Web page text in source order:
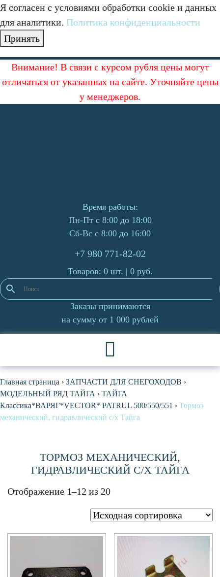
Я согласен с условиями обработки cookie и данных
для аналитики. Политика конфиденциальности
Принять
Внимание! В связи с курсом рубля цены могут
отличаться от указанных на сайте. Уточняйте цены
у менеджеров.
Время работы:
Пн-Пт с 8:00 до 18:00
Сб-Вс с 8:00 до 16:00
+7 980 771-82-02
Товаров: 0 шт. | 0руб.
Заказы принимаются
на сумму от 1 000 рублей
Главная страница › ЗАПЧАСТИ ДЛЯ СНЕГОХОДОВ ›
МОДЕЛЬНЫЙ РЯД ТАЙГА › ТАЙГА
Классика*ВАРЯГ*VECTOR* PATRUL 500/550/551 › Тормоз
механический, гидравлический с/х Тайга
ТОРМОЗ МЕХАНИЧЕСКИЙ,
ГИДРАВЛИЧЕСКИЙ С/Х ТАЙГА
Отображение 1–12 из 20